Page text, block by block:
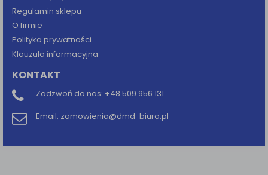
Regulamin sklepu
O firmie
Polityka prywatności
Klauzula informacyjna
KONTAKT
Zadzwoń do nas: +48 509 956 131
Email: zamowienia@dmd-biuro.pl